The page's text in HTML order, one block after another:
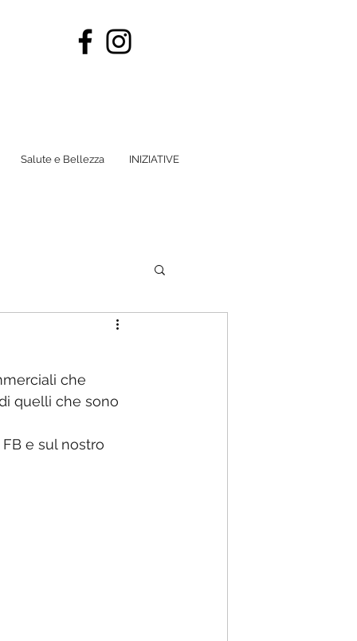
Salute e Bellezza INIZIATIVE
che
quelli che sono
e sul nostro